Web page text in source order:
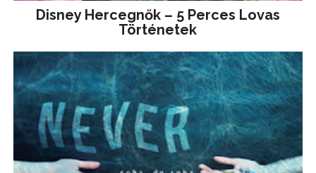
Disney ​Hercegnők – 5 Perces Lovas
Történetek